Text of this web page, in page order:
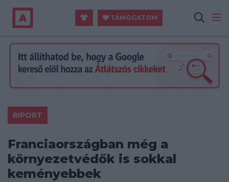
TÁMOGATOM
RIPORT
Franciaországban még a
környezetvédők is sokkal
keményebbek